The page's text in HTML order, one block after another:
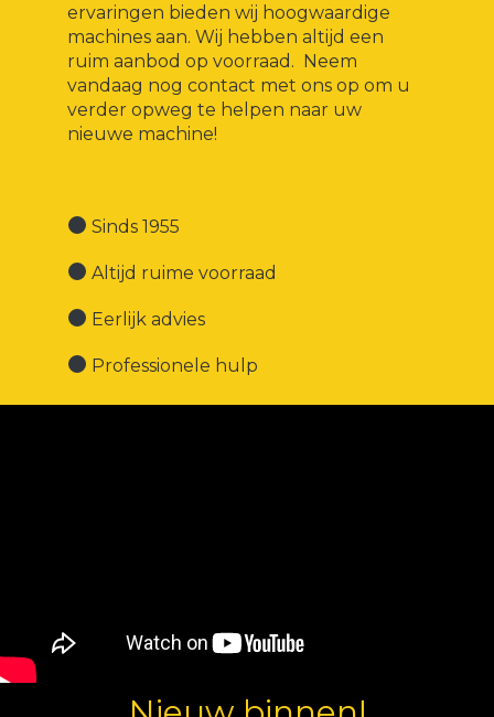
ervaringen bieden wij hoogwaardige
machines aan. Wij hebben altijd een
ruim aanbod op voorraad. Neem
vandaag nog contact met ons op om u
verder opweg te helpen naar uw
nieuwe machine!
Sinds 1955
Altijd ruime voorraad
Eerlijk advies
Professionele hulp